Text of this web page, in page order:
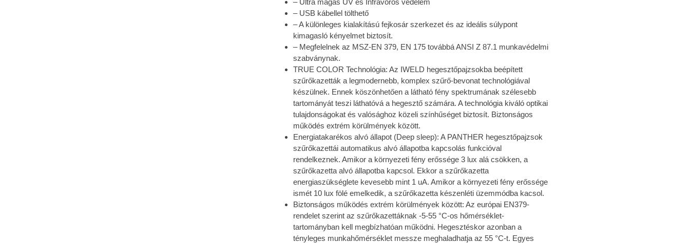
– Ultra magas UV és Infravörös védelem
– USB kábellel tölthető
– A különleges kialakítású fejkosár szerkezet és az ideális súlypont
kimagasló kényelmet biztosít.
– Megfelelnek az MSZ-EN 379, EN 175 továbbá ANSI Z 87.1 munkavédelmi
szabványnak.
TRUE COLOR Technológia: Az IWELD hegesztőpajzsokba beépített
szűrőkazetták a legmodernebb, komplex szűrő-bevonat technológiával
készülnek. Ennek köszönhetően a látható fény spektrumának szélesebb
tartományát teszi láthatóvá a hegesztő számára. A technológia kiváló optikai
tulajdonságokat és valósághoz közeli színhűséget biztosít. Biztonságos
működés extrém körülmények között.
Energiatakarékos alvó állapot (Deep sleep): A PANTHER hegesztőpajzsok
szűrőkazettái automatikus alvó állapotba kapcsolás funkcióval
rendelkeznek. Amikor a környezeti fény erőssége 3 lux alá csökken, a
szűrőkazetta alvó állapotba kapcsol. Ekkor a szűrőkazetta
energiaszükséglete kevesebb mint 1 uA. Amikor a környezeti fény erőssége
ismét 10 lux fölé emelkedik, a szűrőkazetta készenléti üzemmódba kacsol.
Biztonságos működés extrém körülmények között: Az európai EN379-
rendelet szerint az szűrőkazettáknak -5-55 °C-os hőmérséklet-
tartományban kell megbízhatóan működni. Hegesztéskor azonban a
tényleges munkahőmérséklet messze meghaladhatja az 55 °C-t. Egyes